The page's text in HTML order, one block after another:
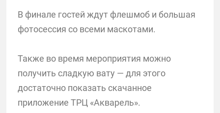
В финале гостей ждут флешмоб и большая
фотосессия со всеми маскотами.
Также во время мероприятия можно
получить сладкую вату — для этого
достаточно показать скачанное
приложение ТРЦ «Акварель».